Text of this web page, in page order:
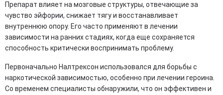
Препарат влияет на мозговые структуры, отвечающие за
чувство эйфории, снижает тягу и восстанавливает
внутреннюю опору. Его часто применяют в лечении
зависимости на ранних стадиях, когда еще сохраняется
способность критически воспринимать проблему.
Первоначально Налтрексон использовался для борьбы с
наркотической зависимостью, особенно при лечении героина.
Со временем специалисты обнаружили, что он эффективен и